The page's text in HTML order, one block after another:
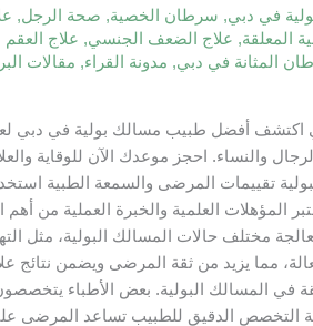
في دبي, سرطان الخصية, صحة الرجل,
المعلقة, علاج الضعف الجنسي, علاج
المثانة في دبي, مدونة القراء, مقالات
أفضل طبيب مسالك بولية في دبي لعلاج
والنساء. احجز موعدك الآن للوقاية
تقييمات المرضى والسمعة الطبية
المؤهلات العلمية والخبرة العملية من
مختلف حالات المسالك البولية، مثل
مما يزيد من ثقة المرضى ويضمن نتائج
البولية. بعض الأطباء يتخصصون
التخصص الدقيق للطبيب تساعد المرضى